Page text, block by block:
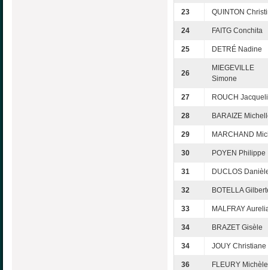
23 QUINTON
24 FAITG Conchita
25 DETRÉ Nadine
26
MIEGEVILLE
Simone
27 ROUCH
28 BARAIZE
29 MARCHAND
30 POYEN Philippe
31 DUCLOS
32 BOTELLA
33 MALFRAY
34 BRAZET Gisèle
34 JOUY Christiane
36 FLEURY Michèle